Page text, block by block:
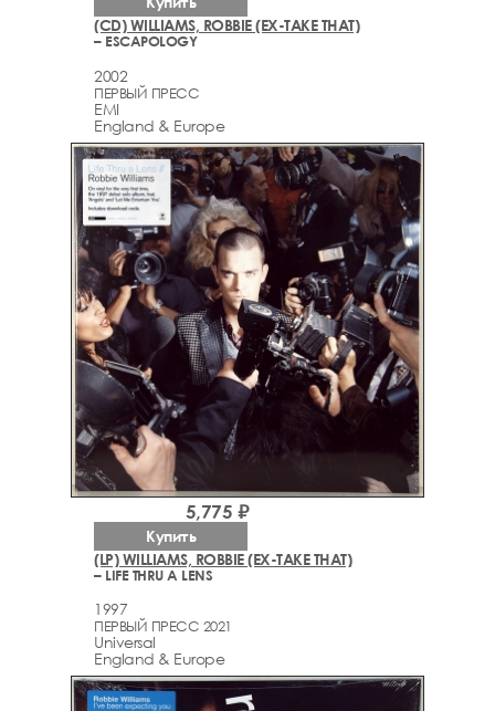
(CD) WILLIAMS, ROBBIE (EX-TAKE THAT)
– ESCAPOLOGY
2002
ПЕРВЫЙ ПРЕСС
EMI
England & Europe
(LP) WILLIAMS, ROBBIE (EX-TAKE THAT)
– LIFE THRU A LENS
1997
ПЕРВЫЙ ПРЕСС 2021
Universal
England & Europe
5,775 ₽
Купить